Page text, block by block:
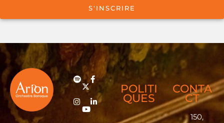
S'INSCRIRE
POLITI
QUES
CONTA
CT
150,